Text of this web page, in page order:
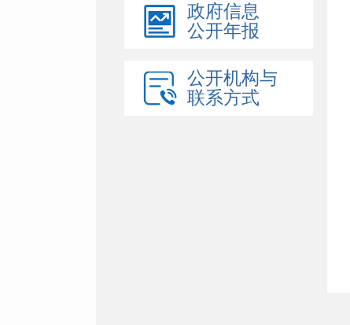
政府信息
公开年报
公开机构与
联系方式